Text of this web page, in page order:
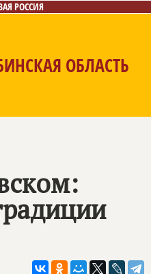
РОССИЯ
ОБЛАСТЬ